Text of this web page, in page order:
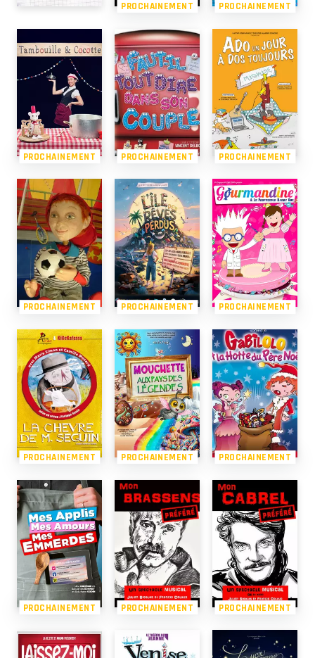
PROCHAINEMENT PROCHAINEMENT
PROCHAINEMENT PROCHAINEMENT PROCHAINEMENT
PROCHAINEMENT PROCHAINEMENT PROCHAINEMENT
PROCHAINEMENT PROCHAINEMENT PROCHAINEMENT
PROCHAINEMENT PROCHAINEMENT PROCHAINEMENT